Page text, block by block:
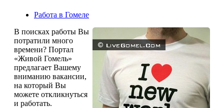
Работа в Гомеле
В поисках работы Вы
потратили много
времени? Портал
«Живой Гомель»
предлагает Вашему
вниманию вакансии,
на который Вы
можете откликнуться
и работать.